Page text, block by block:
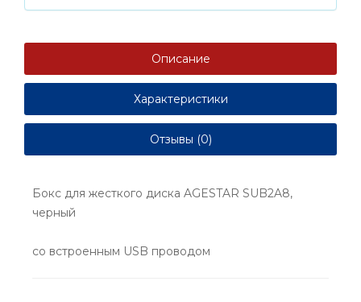
Описание
Характеристики
Отзывы (0)
Бокс для жесткого диска AGESTAR SUB2A8,
черный
со встроенным USB проводом